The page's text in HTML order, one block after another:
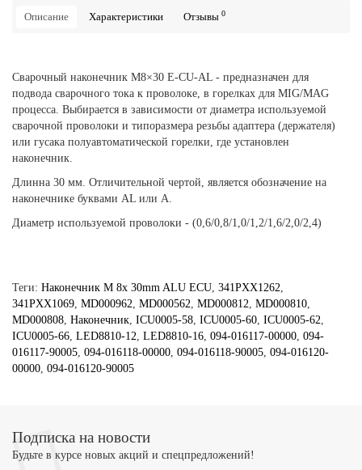
Описание Характеристики Отзывы 0
Сварочный наконечник M8×30 E-CU-AL - предназначен для
подвода сварочного тока к проволоке, в горелках для MIG/MAG
процесса. Выбирается в зависимости от диаметра используемой
сварочной проволоки и типоразмера резьбы адаптера (держателя)
или гусака полуавтоматической горелки, где установлен
наконечник.
Длинна 30 мм. Отличительной чертой, является обозначение на
наконечнике буквами AL или A.
Диаметр используемой проволоки - (0,6/0,8/1,0/1,2/1,6/2,0/2,4)
Теги: Наконечник M 8x 30mm ALU ECU, 341PXX1262,
341PXX1069, MD000962, MD000562, MD000812, MD000810,
MD000808, Наконечник, ICU0005-58, ICU0005-60, ICU0005-62,
ICU0005-66, LED8810-12, LED8810-16, 094-016117-00000, 094-
016117-90005, 094-016118-00000, 094-016118-90005, 094-016120-
00000, 094-016120-90005
Подписка на новости
Будьте в курсе новых акций и спецпредложений!